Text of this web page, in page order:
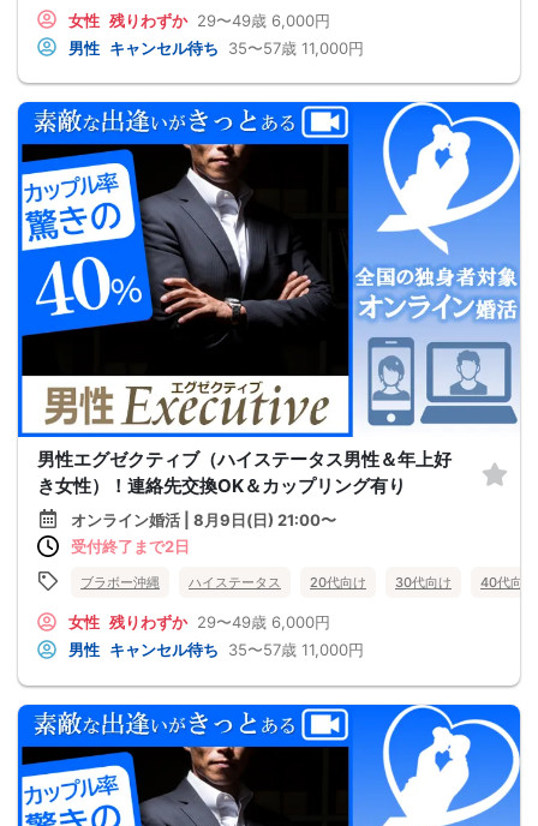
女性 残りわずか 29〜49歳 6,000円
男性 キャンセル待ち 35〜57歳 11,000円
男性エグゼクティブ（ハイステータス男性＆年上好
き女性）！連絡先交換OK＆カップリング有り
オンライン婚活 | 8月9日(日) 21:00〜
受付終了まで2日
ブラボー沖縄 ハイステータス 20代向け 30代向け 40代向け
女性 残りわずか 29〜49歳 6,000円
男性 キャンセル待ち 35〜57歳 11,000円